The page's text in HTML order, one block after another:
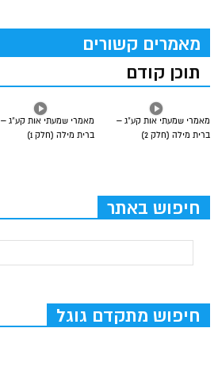
מאמרים קשורים
תוכן קודם
מאמרי שמעתי אות קע”ג –
ברית מילה (חלק 1)
מאמרי שמעתי אות קע”ג –
ברית מילה (חלק 2)
חיפוש באתר
חיפוש מתקדם גוגל